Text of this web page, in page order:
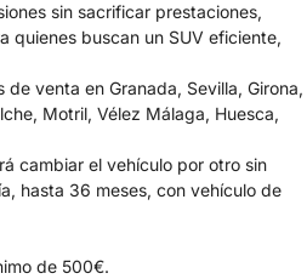
sin sacrificar prestaciones,
quienes buscan un SUV eficiente,
venta en Granada, Sevilla, Girona,
Motril, Vélez Málaga, Huesca,
cambiar el vehículo por otro sin
hasta 36 meses, con vehículo de
de 500€.